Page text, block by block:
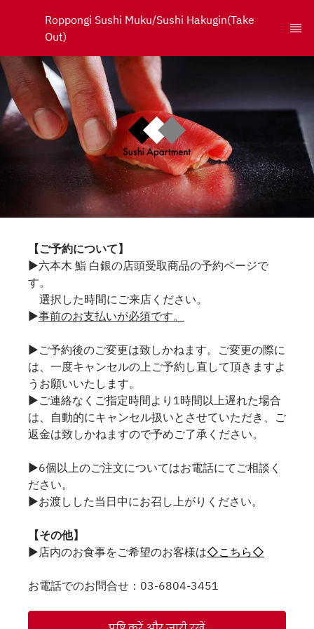
Roppongi Sushi Muku/Sushi Hakugin(Take
Out)
【ご予約について】
▶六本木 鮨 白銀の店頭受取商品の予約ページで
す。
選択した時間にご来店ください。
▶事前のお支払いが必須です。
▶ご予約後のご変更は致しかねます。ご変更の際に
は、一度キャンセルの上ご予約し直して頂きますよ
うお願いいたします。
▶ご連絡なくご指定時間より1時間以上遅れた場合
は、自動的にキャンセル扱いとさせていただき、ご
返金は致しかねますので予めご了承ください。
▶6個以上のご注文についてはお電話にてご相談く
ださい。
▶お渡しした当日中にお召し上がりください。
【その他】
▶店内のお食事をご希望のお客様は◇こちら◇
お電話でのお問合せ：03-6804-3451